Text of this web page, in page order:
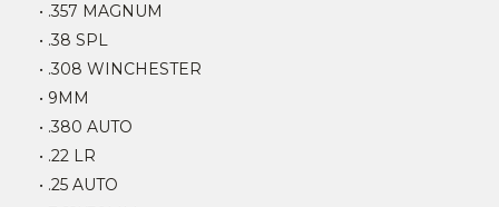
• .357 MAGNUM
• .38 SPL
• .308 WINCHESTER
• 9MM
• .380 AUTO
• .22 LR
• .25 AUTO